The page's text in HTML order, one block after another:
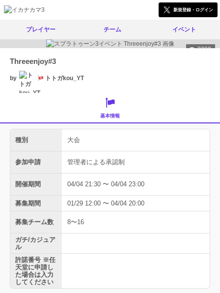
新規登録・ログイン
プレイヤー チーム イベント
2308
Threeenjoy#3
by トトガkou_YT
基本情報
種別 大会
参加申請 管理者による承認制
開催期間 04/04 21:30 〜 04/04 23:00
募集期間 01/29 12:00 〜 04/04 20:00
募集チーム数 8〜16
ガチ/カジュア
ル
許諾番号 ※任
天堂に申請し
た場合は入力
してください